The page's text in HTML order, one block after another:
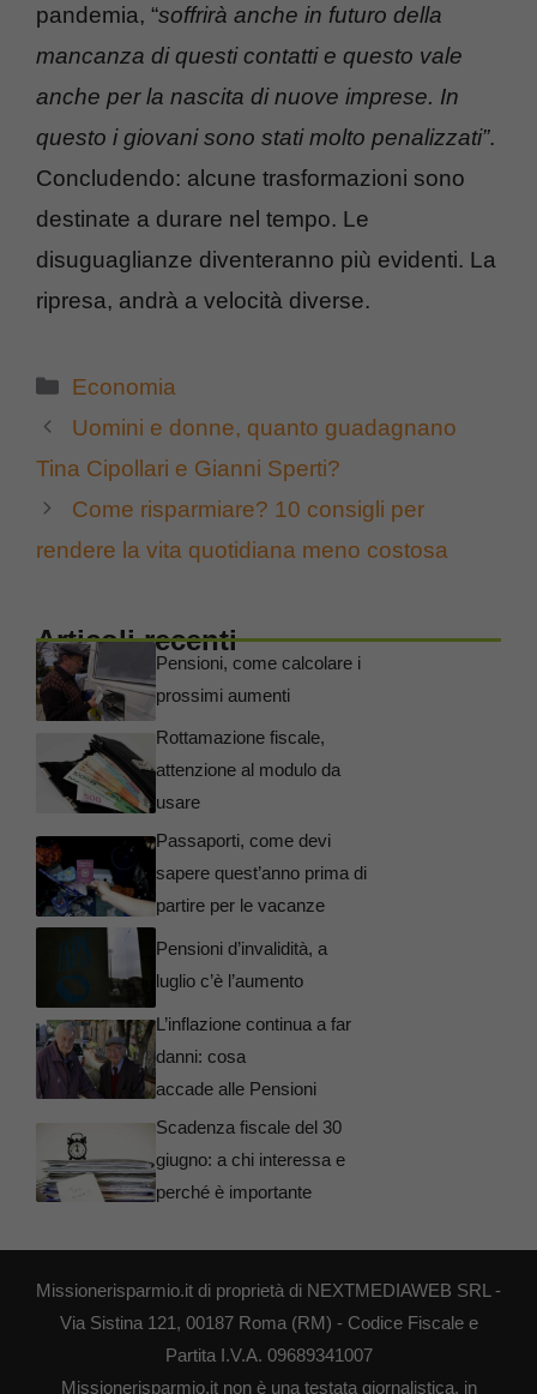
pandemia, “soffrirà anche in futuro della
mancanza di questi contatti e questo vale
anche per la nascita di nuove imprese. In
questo i giovani sono stati molto penalizzati”.
Concludendo: alcune trasformazioni sono
destinate a durare nel tempo. Le
disuguaglianze diventeranno più evidenti. La
ripresa, andrà a velocità diverse.
Categorie
Economia
Uomini e donne, quanto guadagnano
Tina Cipollari e Gianni Sperti?
Come risparmiare? 10 consigli per
rendere la vita quotidiana meno costosa
Articoli recenti
Pensioni, come calcolare i
prossimi aumenti
Rottamazione fiscale,
attenzione al modulo da
usare
Passaporti, come devi
sapere quest’anno prima di
partire per le vacanze
Pensioni d’invalidità, a
luglio c’è l’aumento
L’inflazione continua a far
danni: cosa
accade alle Pensioni
Scadenza fiscale del 30
giugno: a chi interessa e
perché è importante
Missionerisparmio.it di proprietà di NEXTMEDIAWEB SRL -
Via Sistina 121, 00187 Roma (RM) - Codice Fiscale e
Partita I.V.A. 09689341007
Missionerisparmio.it non è una testata giornalistica, in